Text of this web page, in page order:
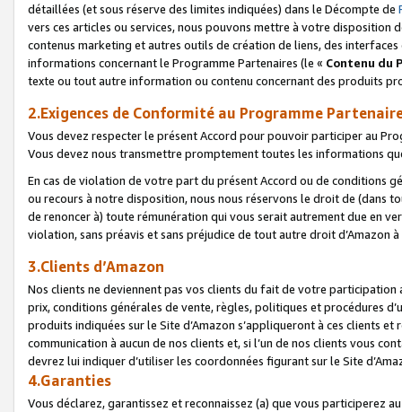
détaillées (et sous réserve des limites indiquées) dans le Décompte de
vers ces articles ou services, nous pouvons mettre à votre disposition
contenus marketing et autres outils de création de liens, des
informations concernant le Programme Partenaires (le « Contenu du
texte ou tout autre information ou contenu concernant des produits
2.Exigences de Conformité au Programme
Vous devez respecter le présent Accord pour pouvoir participer au
Vous devez nous transmettre promptement toutes les informations
En cas de violation de votre part du présent Accord ou de conditions
ou recours à notre disposition, nous nous réservons le droit de (dans
de renoncer à) toute rémunération qui vous serait autrement due en
violation, sans préavis et sans préjudice de tout autre droit
3.Clients d’Amazon
Nos clients ne deviennent pas vos clients du fait de votre
prix, conditions générales de vente, règles, politiques et procédures
produits indiquées sur le Site d’Amazon s’appliqueront à ces clients
communication à aucun de nos clients et, si l’un de nos clients vous
devrez lui indiquer d’utiliser les coordonnées figurant sur le Site
4.Garanties
Vous déclarez, garantissez et reconnaissez (a) que vous participerez